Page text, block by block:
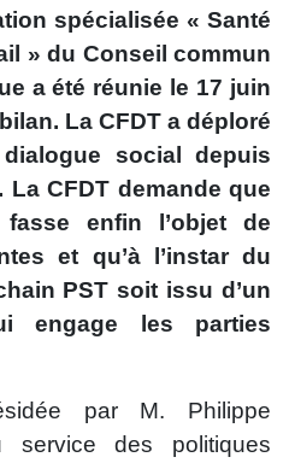
spécialisée « Santé
» du Conseil commun
a été réunie le 17 juin
La CFDT a déploré
social depuis
La CFDT demande que
enfin l’objet de
et qu’à l’instar du
PST soit issu d’un
engage les parties
par M. Philippe
service des politiques